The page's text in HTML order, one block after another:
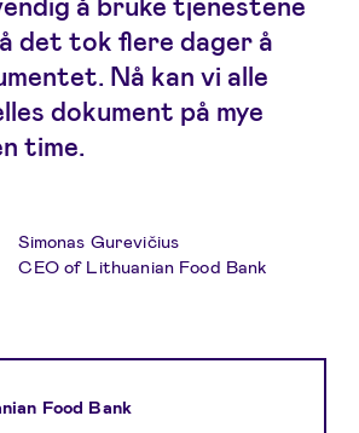
det tok flere dager å
Nå kan vi alle
dokument på mye
time.
Simonas Gurevičius
CEO of Lithuanian Food Bank
Food Bank